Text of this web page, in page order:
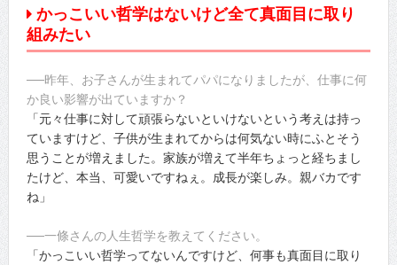
かっこいい哲学はないけど全て真面目に取り
組みたい
──昨年、お子さんが生まれてパパになりましたが、仕事に何
か良い影響が出ていますか？
「元々仕事に対して頑張らないといけないという考えは持っ
ていますけど、子供が生まれてからは何気ない時にふとそう
思うことが増えました。家族が増えて半年ちょっと経ちまし
たけど、本当、可愛いですねぇ。成長が楽しみ。親バカです
ね」
──一條さんの人生哲学を教えてください。
「かっこいい哲学ってないんですけど、何事も真面目に取り